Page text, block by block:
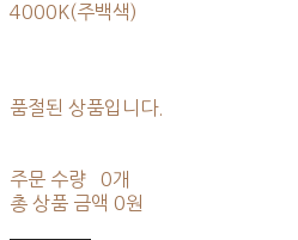
4000K(주백색)
품절된 상품입니다.
주문 수량
0개
총 상품 금액 0원